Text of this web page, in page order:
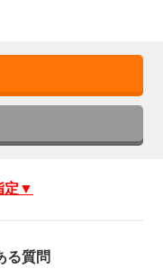
定▼
る質問